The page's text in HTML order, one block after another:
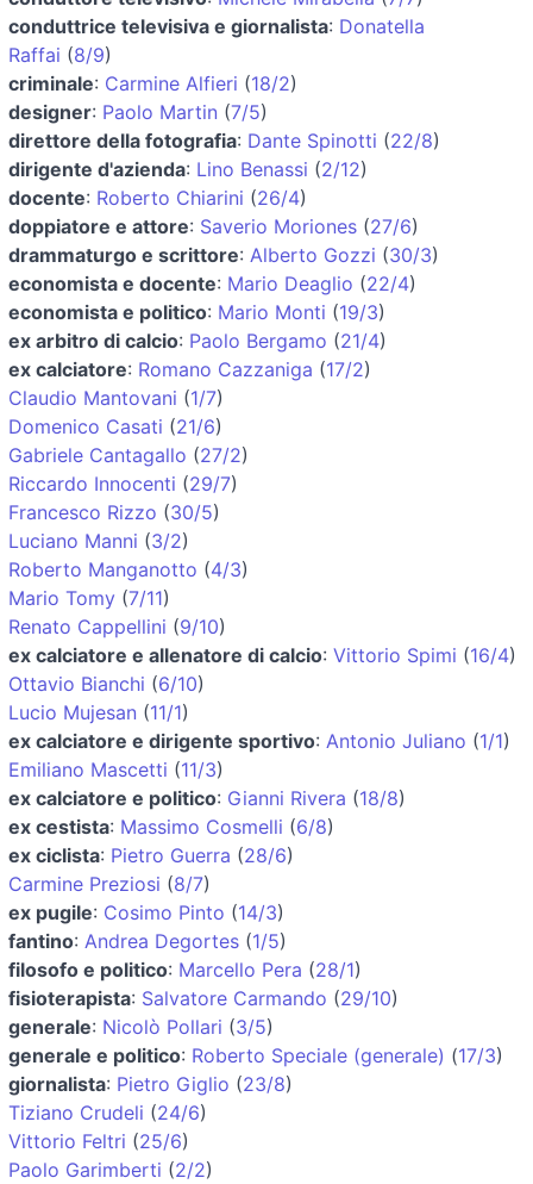
conduttrice televisiva e giornalista: Donatella
Raffai (8/9)
criminale: Carmine Alfieri (18/2)
designer: Paolo Martin (7/5)
direttore della fotografia: Dante Spinotti (22/8)
dirigente d'azienda: Lino Benassi (2/12)
docente: Roberto Chiarini (26/4)
doppiatore e attore: Saverio Moriones (27/6)
drammaturgo e scrittore: Alberto Gozzi (30/3)
economista e docente: Mario Deaglio (22/4)
economista e politico: Mario Monti (19/3)
ex arbitro di calcio: Paolo Bergamo (21/4)
ex calciatore: Romano Cazzaniga (17/2)
Claudio Mantovani (1/7)
Domenico Casati (21/6)
Gabriele Cantagallo (27/2)
Riccardo Innocenti (29/7)
Francesco Rizzo (30/5)
Luciano Manni (3/2)
Roberto Manganotto (4/3)
Mario Tomy (7/11)
Renato Cappellini (9/10)
ex calciatore e allenatore di calcio: Vittorio Spimi (16/4)
Ottavio Bianchi (6/10)
Lucio Mujesan (11/1)
ex calciatore e dirigente sportivo: Antonio Juliano (1/1)
Emiliano Mascetti (11/3)
ex calciatore e politico: Gianni Rivera (18/8)
ex cestista: Massimo Cosmelli (6/8)
ex ciclista: Pietro Guerra (28/6)
Carmine Preziosi (8/7)
ex pugile: Cosimo Pinto (14/3)
fantino: Andrea Degortes (1/5)
filosofo e politico: Marcello Pera (28/1)
fisioterapista: Salvatore Carmando (29/10)
generale: Nicolò Pollari (3/5)
generale e politico: Roberto Speciale (generale) (17/3)
giornalista: Pietro Giglio (23/8)
Tiziano Crudeli (24/6)
Vittorio Feltri (25/6)
Paolo Garimberti (2/2)